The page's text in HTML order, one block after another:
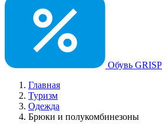
Обувь
Главная
Туризм
Одежда
Брюки и полукомбинезоны